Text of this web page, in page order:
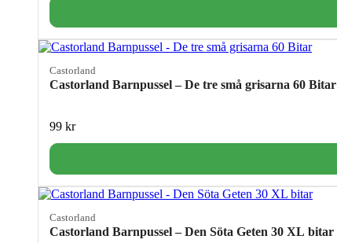
Castorland
Castorland Barnpussel – De tre små grisarna 60 Bitar
99 kr
Castorland
Castorland Barnpussel – Den Söta Geten 30 XL bitar